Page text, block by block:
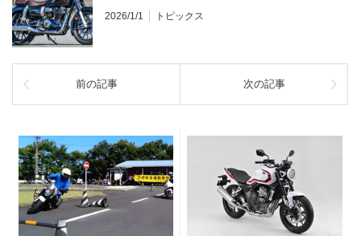
2026/1/1 トピックス
前の記事 次の記事